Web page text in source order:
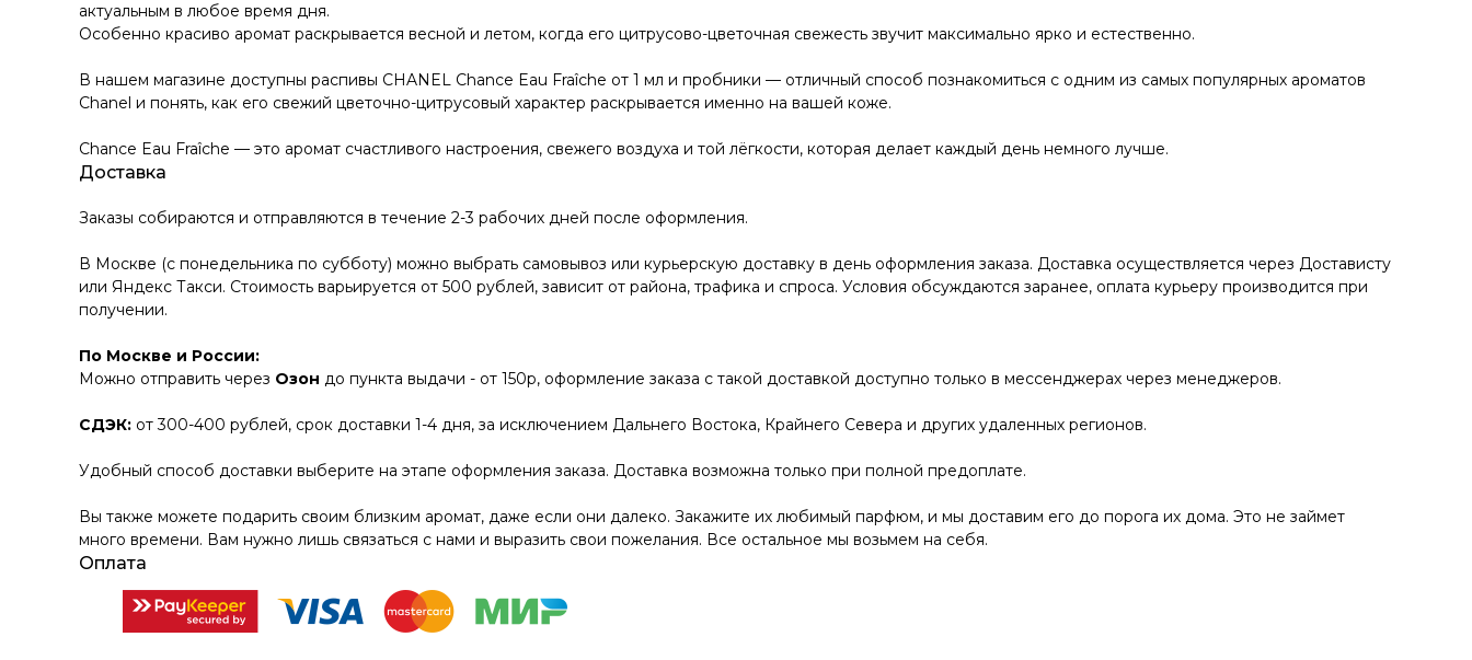
актуальным в любое время дня.
Особенно красиво аромат раскрывается весной и летом, когда его цитрусово-цветочная свежесть звучит максимально ярко и естественно.
В нашем магазине доступны распивы CHANEL Chance Eau Fraîche от 1 мл и пробники — отличный способ познакомиться с одним из самых популярных ароматов
Chanel и понять, как его свежий цветочно-цитрусовый характер раскрывается именно на вашей коже.
Chance Eau Fraîche — это аромат счастливого настроения, свежего воздуха и той лёгкости, которая делает каждый день немного лучше.
Доставка
Заказы собираются и отправляются в течение 2-3 рабочих дней после оформления.
В Москве (с понедельника по субботу) можно выбрать самовывоз или курьерскую доставку в день оформления заказа. Доставка осуществляется через Достависту
или Яндекс Такси. Стоимость варьируется от 500 рублей, зависит от района, трафика и спроса. Условия обсуждаются заранее, оплата курьеру производится при
получении.
По Москве и России:
Можно отправить через Озон до пункта выдачи - от 150р, оформление заказа с такой доставкой доступно только в мессенджерах через менеджеров.
СДЭК: от 300-400 рублей, срок доставки 1-4 дня, за исключением Дальнего Востока, Крайнего Севера и других удаленных регионов.
Удобный способ доставки выберите на этапе оформления заказа. Доставка возможна только при полной предоплате.
Вы также можете подарить своим близким аромат, даже если они далеко. Закажите их любимый парфюм, и мы доставим его до порога их дома. Это не займет
много времени. Вам нужно лишь связаться с нами и выразить свои пожелания. Все остальное мы возьмем на себя.
Оплата